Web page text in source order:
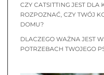
CZY CATSITTING JEST DLA
ROZPOZNAĆ, CZY TWÓJ
DOMU?
DLACZEGO WAŻNA JEST
POTRZEBACH TWOJEGO